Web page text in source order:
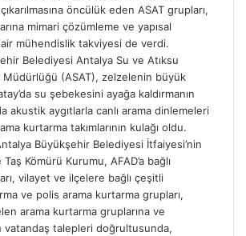
öncülük eden ASAT grupları,
mimari çözümleme ve yapısal
mühendislik takviyesi de verdi.
Belediyesi Antalya Su ve Atıksu
(ASAT), zelzelenin büyük
su şebekesini ayağa kaldırmanın
akustik aygıtlarla canlı arama dinlemeleri
kurtarma takımlarının kulağı oldu.
Büyükşehir Belediyesi İtfaiyesi’nin
Kömürü Kurumu, AFAD’a bağlı
vilayet ve ilçelere bağlı çeşitli
ve polis arama kurtarma grupları,
arama kurtarma gruplarına ve
vatandaş talepleri doğrultusunda,